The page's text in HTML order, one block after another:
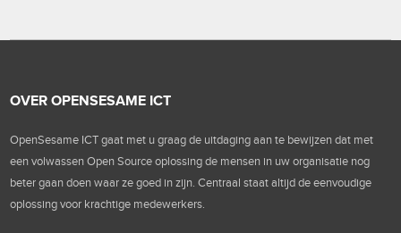
OVER OPENSESAME ICT
OpenSesame ICT gaat met u graag de uitdaging aan te bewijzen dat met
een volwassen Open Source oplossing de mensen in uw organisatie nog
beter gaan doen waar ze goed in zijn. Centraal staat altijd de eenvoudige
oplossing voor krachtige medewerkers.